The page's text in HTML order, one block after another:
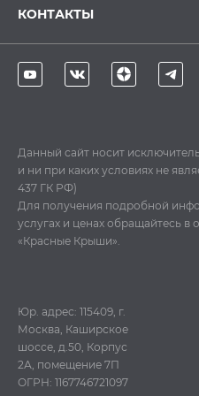
КОНТАКТЫ
Данный сайт носит
и ни при каких условиях не
437 ГК РФ)
Для получения подробной
услугах и ценах обращайтесь
«Красные Крыши».
Юр. адрес: 115409, г.
Москва, Каширское
шоссе, д.50, Корпус
2А, помещение 7П
ОГРН: 1167746721097